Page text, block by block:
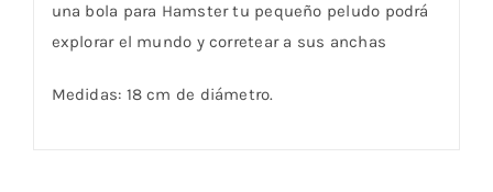
una bola para Hamster tu pequeño peludo podrá
explorar el mundo y corretear a sus anchas
Medidas: 18 cm de diámetro.